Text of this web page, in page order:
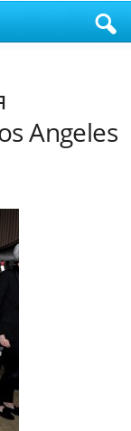
Angeles